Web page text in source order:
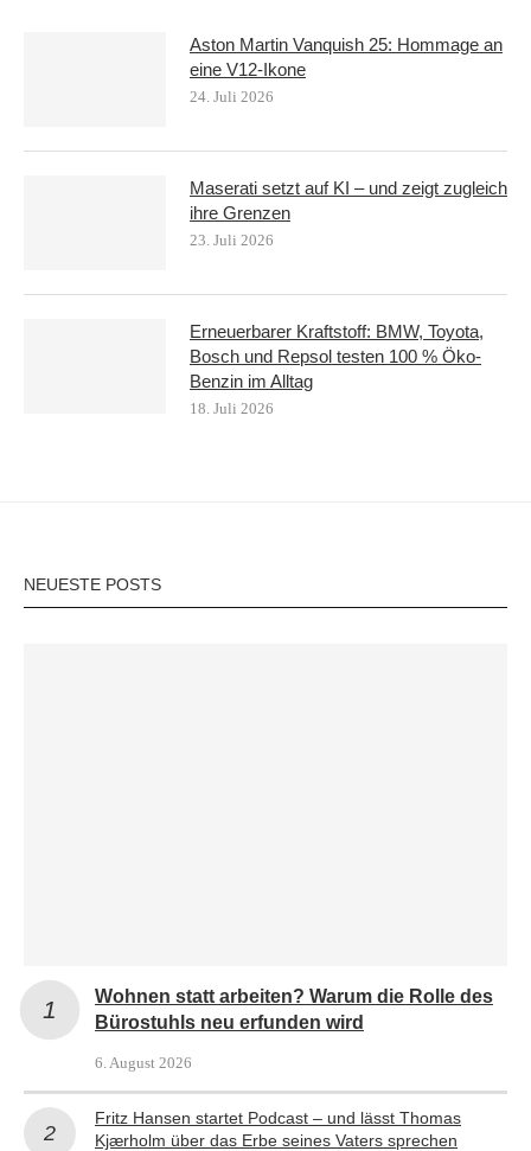
Aston Martin Vanquish 25: Hommage an
eine V12-Ikone
24. Juli 2026
Maserati setzt auf KI – und zeigt zugleich
ihre Grenzen
23. Juli 2026
Erneuerbarer Kraftstoff: BMW, Toyota,
Bosch und Repsol testen 100 % Öko-
Benzin im Alltag
18. Juli 2026
NEUESTE POSTS
Wohnen statt arbeiten? Warum die Rolle des
Bürostuhls neu erfunden wird
6. August 2026
Fritz Hansen startet Podcast – und lässt Thomas
Kjærholm über das Erbe seines Vaters sprechen